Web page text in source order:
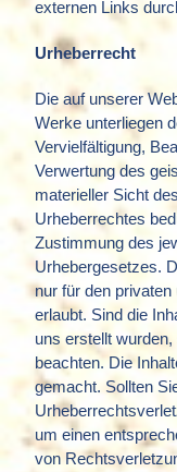
externen Links
Urheberrecht
Die auf unserer
Werke unterliegen
Vervielfältigung,
Verwertung des
materieller Sicht
Urheberrechtes
Zustimmung des
Urhebergesetzes.
nur für den
erlaubt. Sind die
uns erstellt
beachten. Die
gemacht. Sollten
um einen
von